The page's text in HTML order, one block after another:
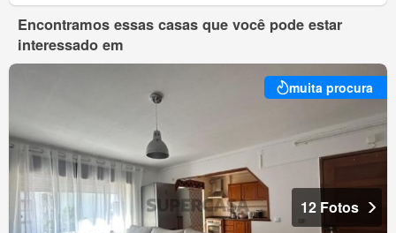
Encontramos essas casas que você pode estar
interessado em
muita procura
12 Fotos